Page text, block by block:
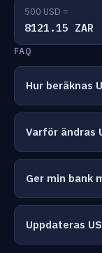
500 USD =
8121.15 ZAR
FAQ
Hur beräknas
Varför ändras
Ger min bank
Uppdateras